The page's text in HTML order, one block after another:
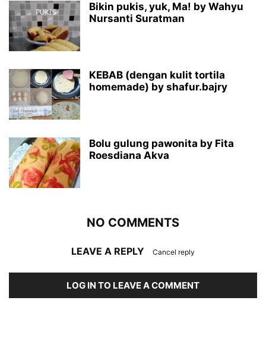
Bikin pukis, yuk, Ma! by Wahyu
Nursanti Suratman
KEBAB (dengan kulit tortila
homemade) by shafur.bajry
Bolu gulung pawonita by Fita
Roesdiana Akva
NO COMMENTS
LEAVE A REPLY Cancel reply
LOG IN TO LEAVE A COMMENT